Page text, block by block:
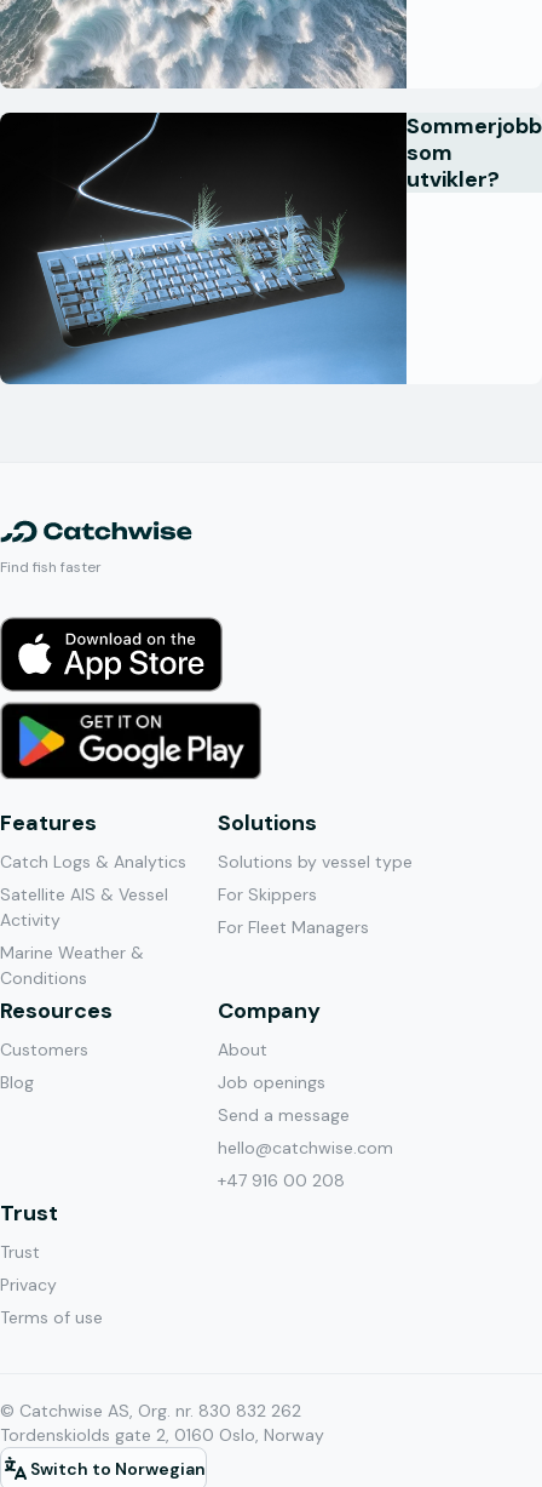
Sommerjobb
som
utvikler?
Find fish faster
Features
Catch Logs & Analytics
Satellite AIS & Vessel
Activity
Marine Weather &
Conditions
Solutions
Solutions by vessel type
For Skippers
For Fleet Managers
Resources
Customers
Blog
Company
About
Job openings
Send a message
hello@catchwise.com
+47 916 00 208
Trust
Trust
Privacy
Terms of use
© Catchwise AS, Org. nr. 830 832 262
Tordenskiolds gate 2, 0160 Oslo, Norway
Switch to Norwegian